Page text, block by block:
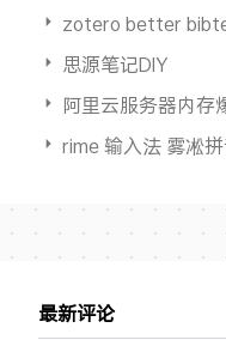
思源笔记DIY
最新评论